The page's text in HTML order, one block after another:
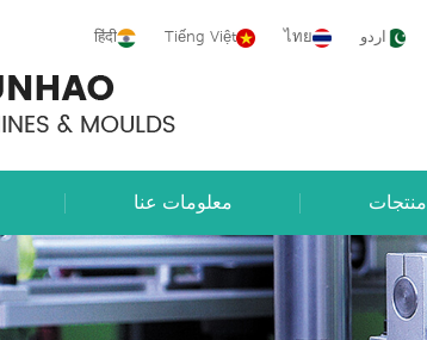
اردو ไทย
Tiếng Việt
हिंदी
معلومات عنا منتجات